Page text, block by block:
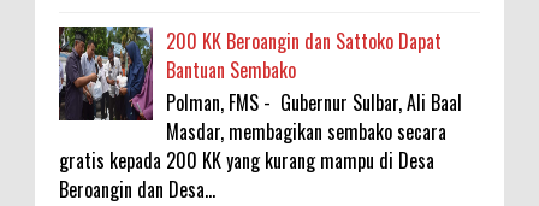
200 KK Beroangin dan Sattoko Dapat
Bantuan Sembako
Polman, FMS - Gubernur Sulbar, Ali Baal
Masdar, membagikan sembako secara
gratis kepada 200 KK yang kurang mampu di Desa
Beroangin dan Desa...